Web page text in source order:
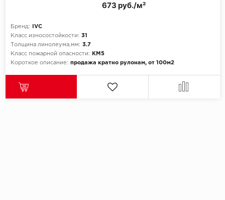
Бренд:
IVC
Класс износостойкости: 31
Толщина линолеума,мм: 3.7
Класс пожарной опасности:
КМ5
Короткое описание: продажа кратно рулонам, от 100м2
673 руб./м²